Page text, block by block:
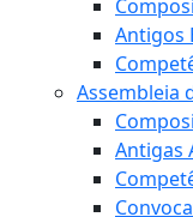
Antigos
Assembleia
Antigas